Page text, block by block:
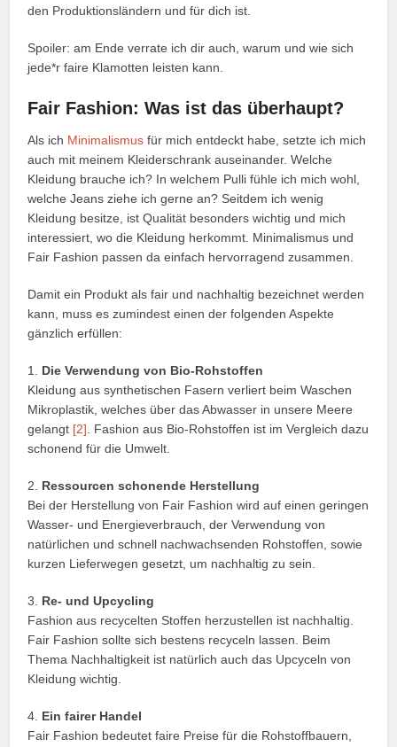
den Produktionsländern und für dich ist.
Spoiler: am Ende verrate ich dir auch, warum und wie sich
jede*r faire Klamotten leisten kann.
Fair Fashion: Was ist das überhaupt?
Als ich Minimalismus für mich entdeckt habe, setzte ich mich
auch mit meinem Kleiderschrank auseinander. Welche
Kleidung brauche ich? In welchem Pulli fühle ich mich wohl,
welche Jeans ziehe ich gerne an? Seitdem ich wenig
Kleidung besitze, ist Qualität besonders wichtig und mich
interessiert, wo die Kleidung herkommt. Minimalismus und
Fair Fashion passen da einfach hervorragend zusammen.
Damit ein Produkt als fair und nachhaltig bezeichnet werden
kann, muss es zumindest einen der folgenden Aspekte
gänzlich erfüllen:
1. Die Verwendung von Bio-Rohstoffen
Kleidung aus synthetischen Fasern verliert beim Waschen
Mikroplastik, welches über das Abwasser in unsere Meere
gelangt [2] . Fashion aus Bio-Rohstoffen ist im Vergleich dazu
schonend für die Umwelt.
2. Ressourcen schonende Herstellung
Bei der Herstellung von Fair Fashion wird auf einen geringen
Wasser- und Energieverbrauch, der Verwendung von
natürlichen und schnell nachwachsenden Rohstoffen, sowie
kurzen Lieferwegen gesetzt, um nachhaltig zu sein.
3. Re- und Upcycling
Fashion aus recycelten Stoffen herzustellen ist nachhaltig.
Fair Fashion sollte sich bestens recyceln lassen. Beim
Thema Nachhaltigkeit ist natürlich auch das Upcyceln von
Kleidung wichtig.
4. Ein fairer Handel
Fair Fashion bedeutet faire Preise für die Rohstoffbauern,